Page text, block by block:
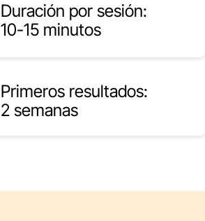
Primeros resultados:
2 semanas
Duración por sesión:
10-15 minutos